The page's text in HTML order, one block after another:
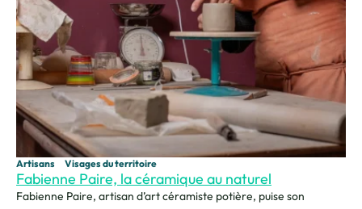
Fabienne Paire, la céramique au naturel
Artisans Visages du territoire
Fabienne Paire, artisan d’art céramiste potière, puise son